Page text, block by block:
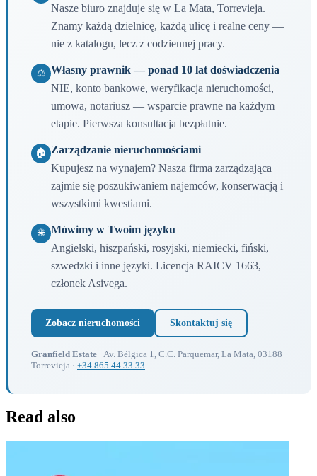
Nasze biuro znajduje się w La Mata, Torrevieja.
Znamy każdą dzielnicę, każdą ulicę i realne ceny —
nie z katalogu, lecz z codziennej pracy.
⚖ Własny prawnik — ponad 10 lat doświadczenia
NIE, konto bankowe, weryfikacja nieruchomości,
umowa, notariusz — wsparcie prawne na każdym
etapie. Pierwsza konsultacja bezpłatnie.
🏠 Zarządzanie nieruchomościami
Kupujesz na wynajem? Nasza firma zarządzająca
zajmie się poszukiwaniem najemców, konserwacją i
wszystkimi kwestiami.
🌐
Mówimy w Twoim języku
Angielski, hiszpański, rosyjski, niemiecki, fiński,
szwedzki i inne języki. Licencja RAICV 1663,
członek Asivega.
Zobacz nieruchomości Skontaktuj się
Granfield Estate · Av. Bélgica 1, C.C. Parquemar, La Mata, 03188
Torrevieja · +34 865 44 33 33
Read also